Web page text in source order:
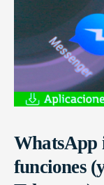
WhatsApp
funciones